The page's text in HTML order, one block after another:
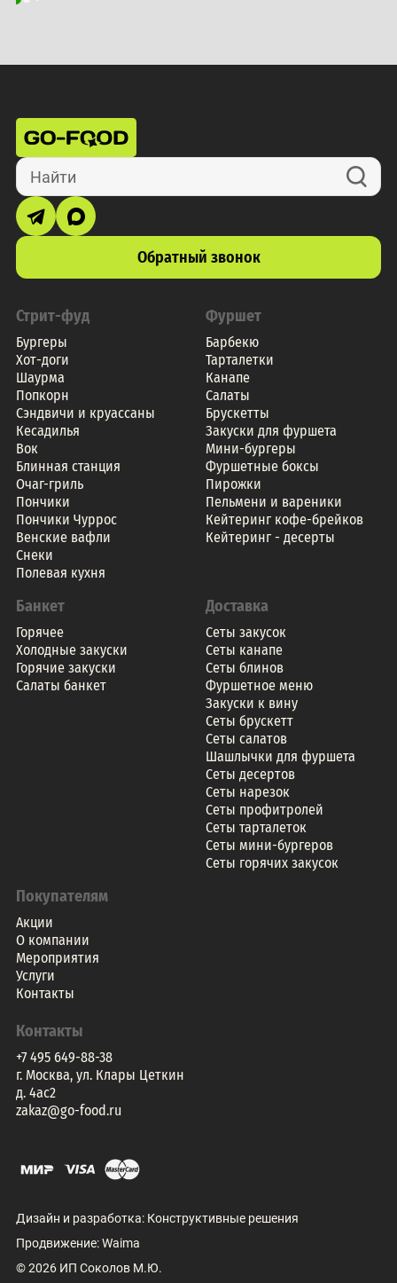
Найти
Обратный звонок
Стрит-фуд
Бургеры
Хот-доги
Шаурма
Попкорн
Сэндвичи и круассаны
Кесадилья
Вок
Блинная станция
Очаг-гриль
Пончики
Пончики Чуррос
Венские вафли
Снеки
Полевая кухня
Фуршет
Барбекю
Тарталетки
Канапе
Салаты
Брускетты
Закуски для фуршета
Мини-бургеры
Фуршетные боксы
Пирожки
Пельмени и вареники
Кейтеринг кофе-брейков
Кейтеринг - десерты
Банкет
Горячее
Холодные закуски
Горячие закуски
Салаты банкет
Доставка
Сеты закусок
Сеты канапе
Сеты блинов
Фуршетное меню
Закуски к вину
Сеты брускетт
Сеты салатов
Шашлычки для фуршета
Сеты десертов
Сеты нарезок
Сеты профитролей
Сеты тарталеток
Сеты мини-бургеров
Сеты горячих закусок
Покупателям
Акции
О компании
Мероприятия
Услуги
Контакты
Контакты
+7 495 649-88-38
г. Москва, ул. Клары Цеткин
д. 4ac2
zakaz@go-food.ru
Дизайн и разработка: Конструктивные решения
Продвижение:Waima
©2026 ИП Соколов М.Ю.